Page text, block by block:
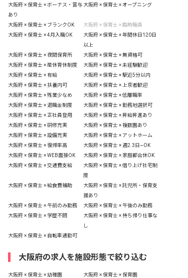
大阪府 × 保育士 × ボーナス・賞与
あり
大阪府 × 保育士 × オープニング
大阪府 × 保育士 × ブランクOK
大阪府 × 保育士 × 臨時職員
大阪府 × 保育士 × 4月入職OK
大阪府 × 保育士 × 年間休日120日
以上
大阪府 × 保育士 × 夜間保育所
大阪府 × 保育士 × 無資格可
大阪府 × 保育士 × 産休育休制度
大阪府 × 保育士 × 未経験歓迎
大阪府 × 保育士 × 有給
大阪府 × 保育士 × 駅近5分以内
大阪府 × 保育士 × 扶養内可
大阪府 × 保育士 × 上京者歓迎
大阪府 × 保育士 × 残業少なめ
大阪府 × 保育士 × 低離職率
大阪府 × 保育士 × 退職金制度
大阪府 × 保育士 × 勤務地選択可
大阪府 × 保育士 × 正社員登用
大阪府 × 保育士 × 昇給昇進あり
大阪府 × 保育士 × 研修充実
大阪府 × 保育士 × 複数園あり
大阪府 × 保育士 × 設備充実
大阪府 × 保育士 × アットホーム
大阪府 × 保育士 × 復帰率高
大阪府 × 保育士 × 週2.3日~OK
大阪府 × 保育士 × WEB面接OK
大阪府 × 保育士 × 家庭都合休OK
大阪府 × 保育士 × 交通費支給
大阪府 × 保育士 × 借り上げ社宅制
度
大阪府 × 保育士 × 給食費補助
大阪府 × 保育士 × 託児所・保育支
援あり
大阪府 × 保育士 × 午前のみ勤務
大阪府 × 保育士 × 午後のみ勤務
大阪府 × 保育士 × 学歴不問
大阪府 × 保育士 × 持ち帰り仕事な
し
大阪府 × 保育士 × 自転車通勤可
大阪府の求人を施設形態で絞り込む
大阪府 × 保育士 × 幼稚園 大阪府 × 保育士 × 保育園